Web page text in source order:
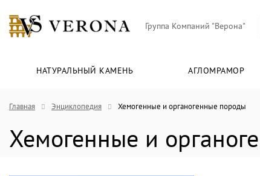
Группа Компаний "Верона"
НАТУРАЛЬНЫЙ КАМЕНЬ АГЛОМРАМОР
Главная Энциклопедия Хемогенные и органогенные породы
Хемогенные и